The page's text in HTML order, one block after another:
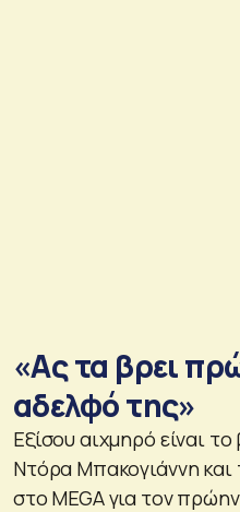
«Ας τα βρει
αδελφό της»
Εξίσου αιχμηρό είναι
Ντόρα Μπακογιάννη και
στο MEGA για τον